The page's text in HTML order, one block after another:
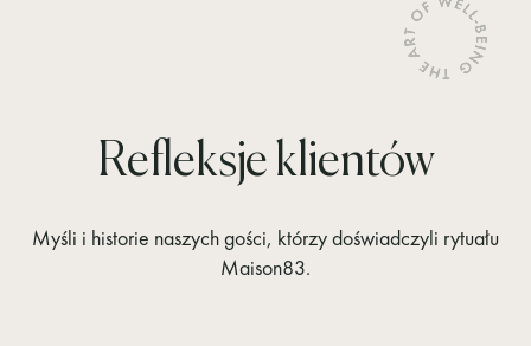
Refleksje klientów
Myśli i historie naszych gości, którzy doświadczyli rytuału
Maison83.